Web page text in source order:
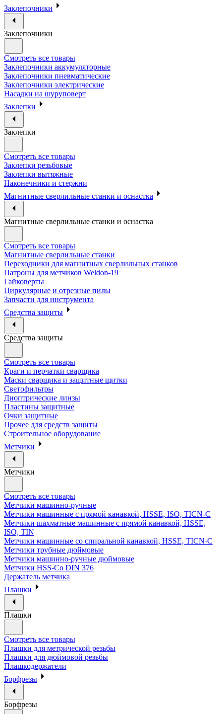
Заклепочники
Заклепочники
Смотреть все товары
Заклепочники аккумуляторные
Заклепочники пневматические
Заклепочники электрические
Насадки на шуруповерт
Заклепки
Заклепки
Смотреть все товары
Заклепки резьбовые
Заклепки вытяжные
Наконечники и стержни
Магнитные сверлильные станки и оснастка
Магнитные сверлильные станки и оснастка
Смотреть все товары
Магнитные сверлильные станки
Переходники для магнитных сверлильных станков
Патроны для метчиков Weldon-19
Гайковерты
Циркулярные и отрезные пилы
Запчасти для инструмента
Средства защиты
Средства защиты
Смотреть все товары
Краги и перчатки сварщика
Маски сварщика и защитные щитки
Светофильтры
Диоптрические линзы
Пластины защитные
Очки защитные
Прочее для средств защиты
Строительное оборудование
Метчики
Метчики
Смотреть все товары
Метчики машинно-ручные
Метчики машинные с прямой канавкой, HSSE, ISO, TICN-C
Метчики шахматные машинные с прямой канавкой, HSSE,
ISO, TIN
Метчики машинные со спиральной канавкой, HSSE, TICN-C
Метчики трубные дюймовые
Метчики машинно-ручные дюймовые
Метчики HSS-Co DIN 376
Держатель метчика
Плашки
Плашки
Смотреть все товары
Плашки для метрической резьбы
Плашки для дюймовой резьбы
Плашкодержатели
Борфрезы
Борфрезы